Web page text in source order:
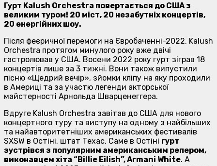
Гурт Kalush Orchestra повертається до США з
великим туром! 20 міст, 20 незабутніх концертів,
20 енергійних шоу.
Після феєричної перемоги на Євробаченні-2022, Kalush
Orchestra протягом минулого року вже двічі
гастролював у США. Восени 2022 року гурт зіграв 18
концертів лише за 3 тижні. Вони також випустили
пісню «Щедрий вечір», зйомки кліпу на яку проходили
в Америці та за участю легенди акторської
майстерності Арнольда Шварценеггера.
Вдруге Kalush Orchestra завітав до США для нового
концертного туру та виступу на одному з найбільших
та найавторитетніших американських фестивалів
SXSW в Остіні, штат Техас. Саме в Остіні гурт
зустрівся з популярним американським репером,
виконавцем хіта “Billie Eilish”, Armani White. А